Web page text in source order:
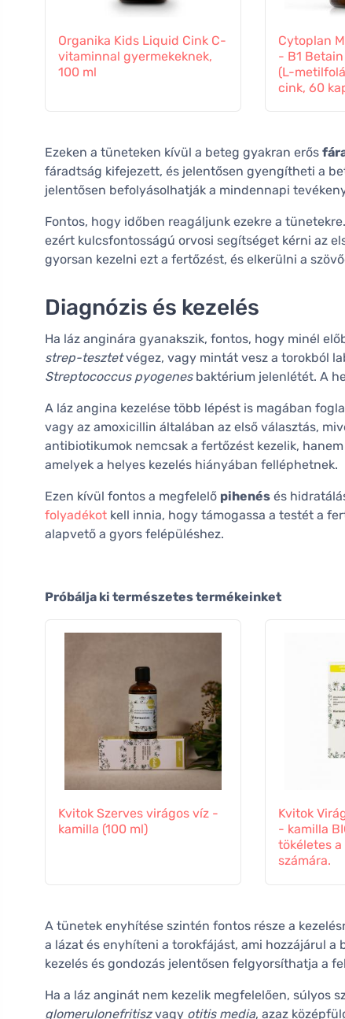
Organika Kids Liquid Cink C-
vitaminnal gyermekeknek,
100 ml
Cytoplan
- B1
(L-
cink, 60
Ezeken a tüneteken kívül a beteg gyakran erős
fáradtság kifejezett, és jelentősen gyengítheti a
jelentősen befolyásolhatják a mindennapi
Fontos, hogy időben reagáljunk ezekre a
ezért kulcsfontosságú orvosi segítséget kérni az
gyorsan kezelni ezt a fertőzést, és elkerülni a
Diagnózis és kezelés
Ha láz anginára gyanakszik, fontos, hogy minél
strep-tesztetvégez, vagy mintát vesz a torokból
Streptococcus pyogenesbaktérium jelenlétét. A
A láz angina kezelése több lépést is magában
vagy az amoxicillin általában az első választás,
antibiotikumok nemcsak a fertőzést kezelik,
amelyek a helyes kezelés hiányában felléphetnek.
Ezen kívül fontos a megfelelő pihenés és
folyadékot kell innia, hogy támogassa a testét a
alapvető a gyors felépüléshez.
Próbálja ki természetes termékeinket
Kvitok Szerves virágos víz -
kamilla (100 ml)
Kvitok
- kamilla
tökéletes
számára.
A tünetek enyhítése szintén fontos része a
a lázat és enyhíteni a torokfájást, ami hozzájárul
kezelés és gondozás jelentősen felgyorsíthatja a
Ha a láz anginát nem kezelik megfelelően, súlyos
glomerulonefritiszvagy otitis media, azaz